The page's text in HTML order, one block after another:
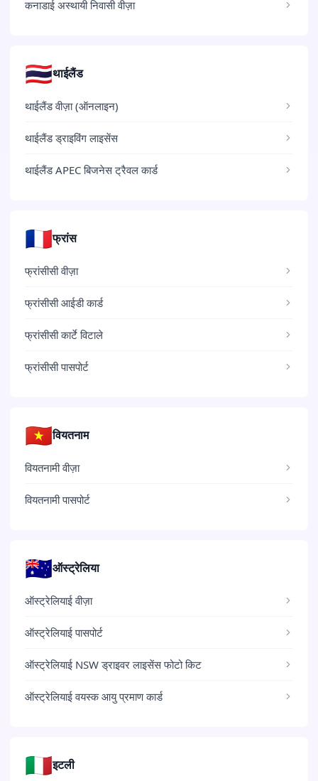
कनाडाई अस्थायी निवासी वीज़ा
🇹🇭थाईलैंड
थाईलैंड वीज़ा (ऑनलाइन)
थाईलैंड ड्राइविंग लाइसेंस
थाईलैंड APEC बिजनेस ट्रैवल कार्ड
🇫🇷फ्रांस
फ्रांसीसी वीज़ा
फ्रांसीसी आईडी कार्ड
फ्रांसीसी कार्टे विटाले
फ्रांसीसी पासपोर्ट
🇻🇳वियतनाम
वियतनामी वीज़ा
वियतनामी पासपोर्ट
🇦🇺ऑस्ट्रेलिया
ऑस्ट्रेलियाई वीज़ा
ऑस्ट्रेलियाई पासपोर्ट
ऑस्ट्रेलियाई NSW ड्राइवर लाइसेंस फोटो किट
ऑस्ट्रेलियाई वयस्क आयु प्रमाण कार्ड
🇮🇹इटली